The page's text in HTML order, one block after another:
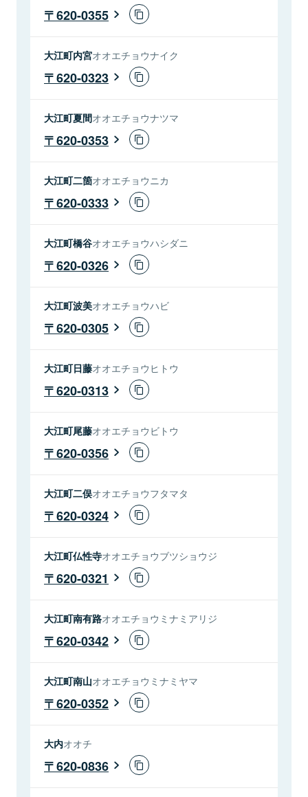
620-0355
大江町内宮オオエチョウナイク
620-0323
大江町夏間オオエチョウナツマ
620-0353
大江町二箇オオエチョウニカ
620-0333
大江町橋谷オオエチョウハシダニ
620-0326
大江町波美オオエチョウハビ
620-0305
大江町日藤オオエチョウヒトウ
620-0313
大江町尾藤オオエチョウビトウ
620-0356
大江町二俣オオエチョウフタマタ
620-0324
大江町仏性寺オオエチョウブツショウジ
620-0321
大江町南有路オオエチョウミナミアリジ
620-0342
大江町南山オオエチョウミナミヤマ
620-0352
大内オオチ
620-0836